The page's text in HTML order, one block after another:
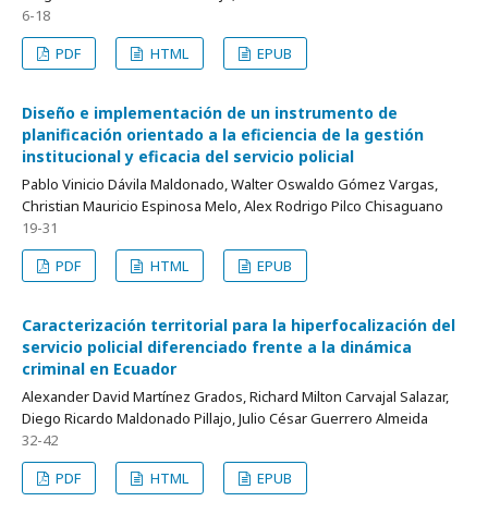
6-18
PDF
HTML EPUB
Diseño e implementación de un instrumento de
planificación orientado a la eficiencia de la gestión
institucional y eficacia del servicio policial
Pablo Vinicio Dávila Maldonado, Walter Oswaldo Gómez Vargas,
Christian Mauricio Espinosa Melo, Alex Rodrigo Pilco Chisaguano
19-31
PDF
HTML EPUB
Caracterización territorial para la hiperfocalización del
servicio policial diferenciado frente a la dinámica
criminal en Ecuador
Alexander David Martínez Grados, Richard Milton Carvajal Salazar,
Diego Ricardo Maldonado Pillajo, Julio César Guerrero Almeida
32-42
PDF
HTML EPUB